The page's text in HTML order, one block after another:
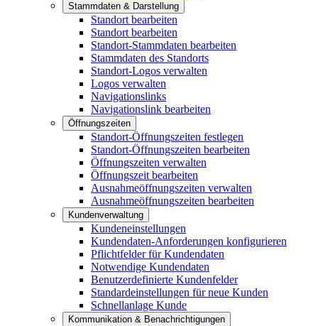
Stammdaten & Darstellung
Standort bearbeiten
Standort bearbeiten
Standort-Stammdaten bearbeiten
Stammdaten des Standorts
Standort-Logos verwalten
Logos verwalten
Navigationslinks
Navigationslink bearbeiten
Öffnungszeiten
Standort-Öffnungszeiten festlegen
Standort-Öffnungszeiten bearbeiten
Öffnungszeiten verwalten
Öffnungszeit bearbeiten
Ausnahmeöffnungszeiten verwalten
Ausnahmeöffnungszeiten bearbeiten
Kundenverwaltung
Kundeneinstellungen
Kundendaten-Anforderungen konfigurieren
Pflichtfelder für Kundendaten
Notwendige Kundendaten
Benutzerdefinierte Kundenfelder
Standardeinstellungen für neue Kunden
Schnellanlage Kunde
Kommunikation & Benachrichtigungen